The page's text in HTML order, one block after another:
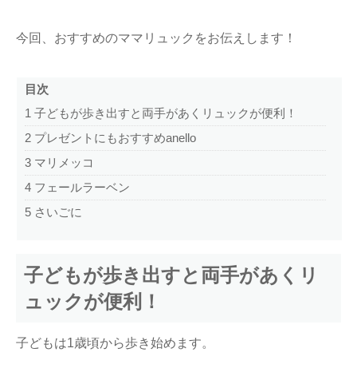
今回、おすすめのママリュックをお伝えします！
目次
1 子どもが歩き出すと両手があくリュックが便利！
2 プレゼントにもおすすめanello
3 マリメッコ
4 フェールラーベン
5 さいごに
子どもが歩き出すと両手があくリ
ュックが便利！
子どもは1歳頃から歩き始めます。